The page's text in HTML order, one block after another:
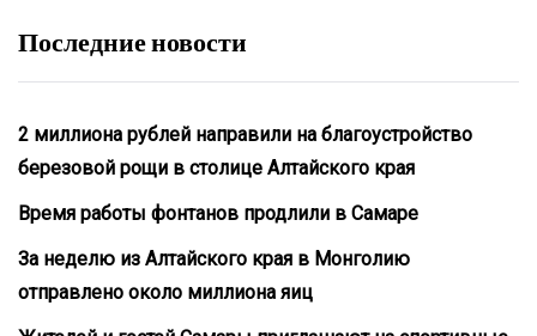
Последние новости
2 миллиона рублей направили на благоустройство
березовой рощи в столице Алтайского края
Время работы фонтанов продлили в Самаре
За неделю из Алтайского края в Монголию
отправлено около миллиона яиц